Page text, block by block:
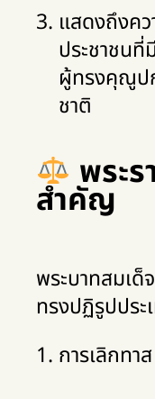
แสดงถึงค
ประชาชน
ผู้ทรงคุณูป
ชาติ
พระ
สำคัญ
พระบาทสมเด็
ทรงปฏิรูปประ
การเลิกทาส